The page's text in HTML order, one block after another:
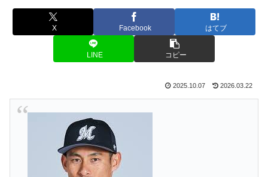
X Facebook はてブ
LINE コピー
2025.10.07 2026.03.22